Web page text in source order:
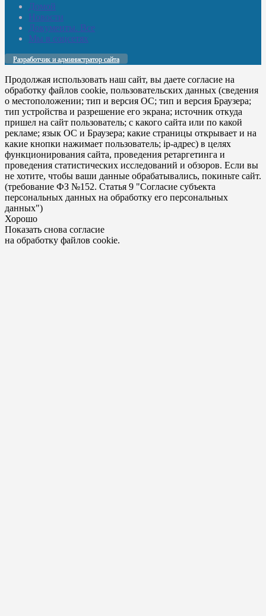
Домой
Новости
Документы. Все
Мы в соцсетях
Разработчик и администратор сайта
Продолжая использовать наш сайт, вы даете согласие на
обработку файлов cookie, пользовательских данных (сведения
о местоположении; тип и версия ОС; тип и версия Браузера;
тип устройства и разрешение его экрана; источник откуда
пришел на сайт пользователь; с какого сайта или по какой
рекламе; язык ОС и Браузера; какие страницы открывает и на
какие кнопки нажимает пользователь; ip-адрес) в целях
функционирования сайта, проведения ретаргетинга и
проведения статистических исследований и обзоров. Если вы
не хотите, чтобы ваши данные обрабатывались, покиньте сайт.
(требование ФЗ №152. Статья 9 "Согласие субъекта
персональных данных на обработку его персональных
данных")
Хорошо
Показать снова согласие
на обработку файлов cookie.